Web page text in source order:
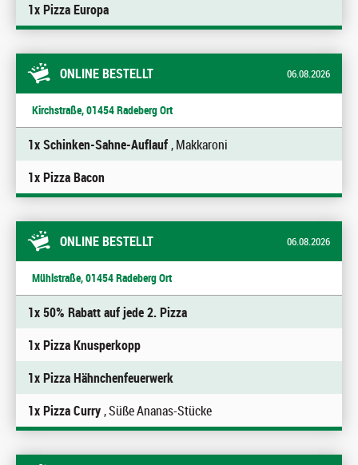
1x Pizza Europa
ONLINE BESTELLT 06.08.2026
Kirchstraße, 01454 Radeberg Ort
1x Schinken-Sahne-Auflauf, Makkaroni
1x Pizza Bacon
ONLINE BESTELLT 06.08.2026
Mühlstraße, 01454 Radeberg Ort
1x 50% Rabatt auf jede 2. Pizza
1x Pizza Knusperkopp
1x Pizza Hähnchenfeuerwerk
1x Pizza Curry, Süße Ananas-Stücke